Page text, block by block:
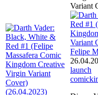
Variant
Felipe
launch